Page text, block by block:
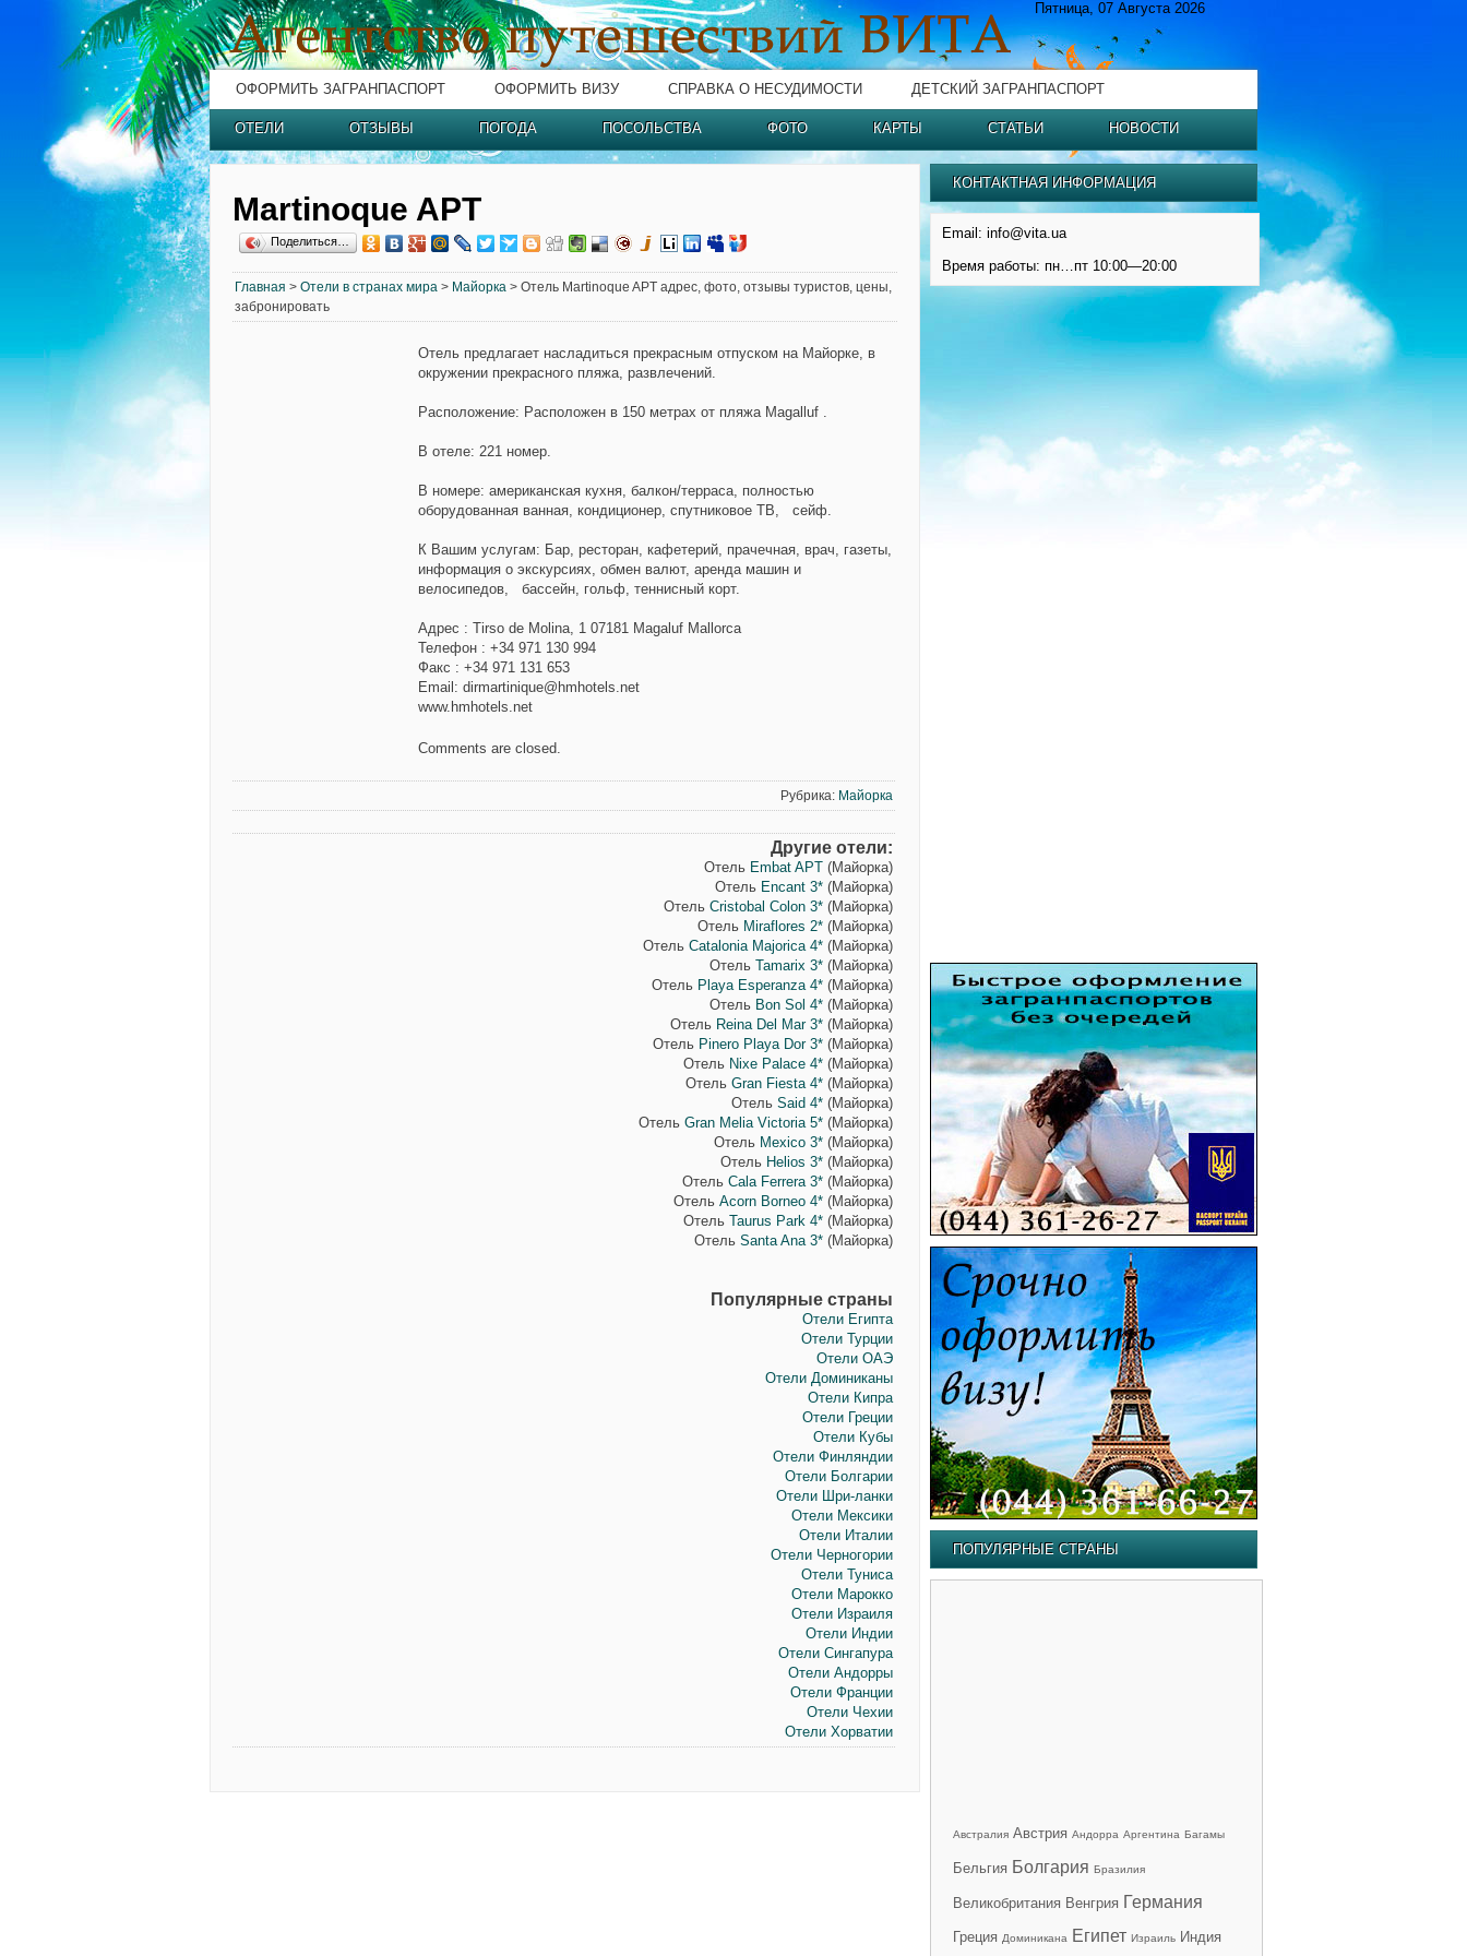
Пятница, 07 Августа 2026
ОФОРМИТЬ ЗАГРАНПАСПОРТ ОФОРМИТЬ ВИЗУ СПРАВКА О НЕСУДИМОСТИ ДЕТСКИЙ ЗАГРАНПАСПОРТ
ОТЕЛИ ОТЗЫВЫ ПОГОДА ПОСОЛЬСТВА ФОТО КАРТЫ СТАТЬИ НОВОСТИ
Martinoque APT
Поделиться…
Главная > Отели в странах мира > Майорка > Отель Martinoque APT адрес, фото, отзывы туристов, цены,
забронировать
Отель предлагает насладиться прекрасным отпуском на Майорке, в
окружении прекрасного пляжа, развлечений.
Расположение: Расположен в 150 метрах от пляжа Magalluf .
В отеле: 221 номер.
В номере: американская кухня, балкон/терраса, полностью
оборудованная ванная, кондиционер, спутниковое ТВ, сейф.
К Вашим услугам: Бар, ресторан, кафетерий, прачечная, врач, газеты,
информация о экскурсиях, обмен валют, аренда машин и
велосипедов,
бассейн, гольф, теннисный корт.
Адрес : Tirso de Molina, 1 07181 Magaluf Mallorca
Телефон : +34 971 130 994
Факс : +34 971 131 653
Email: dirmartinique@hmhotels.net
www.hmhotels.net
Comments are closed.
Рубрика: Майорка
Другие отели:
Отель Embat APT(Майорка)
Отель Encant 3*(Майорка)
Отель Cristobal Colon 3*(Майорка)
Отель Miraflores 2*(Майорка)
Отель Catalonia Majorica 4*(Майорка)
Отель Tamarix 3*(Майорка)
Отель Playa Esperanza 4*(Майорка)
Отель Bon Sol 4*(Майорка)
Отель Reina Del Mar 3*(Майорка)
Отель Pinero Playa Dor 3*(Майорка)
Отель Nixe Palace 4*(Майорка)
Отель Gran Fiesta 4*(Майорка)
Отель Said 4*(Майорка)
Отель Gran Melia Victoria 5*(Майорка)
Отель Mexico 3*(Майорка)
Отель Helios 3*(Майорка)
Отель Cala Ferrera 3*(Майорка)
Отель Acorn Borneo 4*(Майорка)
Отель Taurus Park 4*(Майорка)
Отель Santa Ana 3*(Майорка)
Популярные страны
Отели Египта
Отели Турции
Отели ОАЭ
Отели Доминиканы
Отели Кипра
Отели Греции
Отели Кубы
Отели Финляндии
Отели Болгарии
Отели Шри-ланки
Отели Мексики
Отели Италии
Отели Черногории
Отели Туниса
Отели Марокко
Отели Израиля
Отели Индии
Отели Сингапура
Отели Андорры
Отели Франции
Отели Чехии
Отели Хорватии
КОНТАКТНАЯ ИНФОРМАЦИЯ
Email: info@vita.ua
Время работы: пн…пт 10:00—20:00
ПОПУЛЯРНЫЕ СТРАНЫ
Австралия Австрия Андорра Аргентина Багамы
Бельгия Болгария Бразилия
Великобритания Венгрия Германия
Греция Доминикана Египет Израиль Индия